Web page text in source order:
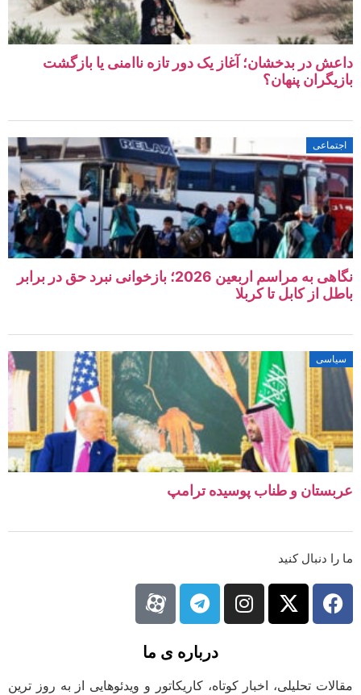
داعش در بدخشان؛ آغاز یک دور تازه ناامنی یا بازگشت
بازیگران پنهان؟
اجتماعی
نگاهی به مراسم اربعین 2026؛ بازخوانی نبرد حق در برابر
باطل از کابل تا کربلا
سیاسی
عربستان و طناب پوسیده ترامپ
ما را دنبال کنید
درباره ی ما
مقالات تحلیلی، اخبار کوتاه، کاریکاتور و ویدئوهایی از به روز ترین